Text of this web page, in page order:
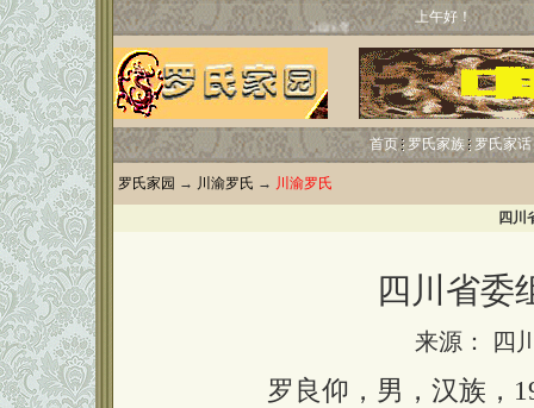
上午好！
首页 罗氏家族 罗氏家话
罗氏家园 → 川渝罗氏 → 川渝罗氏
四川
四川省委
来源： 四
罗良仰，男，汉族，